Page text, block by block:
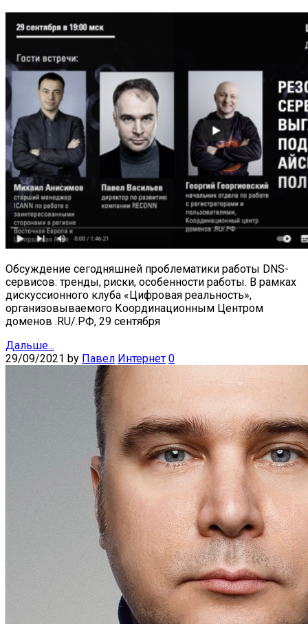
Обсуждение сегодняшней проблематики работы DNS-
сервисов: тренды, риски, особенности работы. В рамках
дискуссионного клуба «Цифровая реальность»,
организовываемого Координационным Центром
доменов .RU/.РФ, 29 сентября
Дальше...
29/09/2021 by Павел Интернет 0